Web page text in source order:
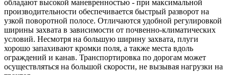
обладают высокой маневренностью - при максимальной
производительности обеспечивается быстрый разворот на
узкой поворотной полосе. Отличаются удобной регулировкой
ширины захвата в зависимости от почвенно-климатических
условий. Несмотря на большую ширину захвата, плуги
хорошо запахивают кромки поля, а также места вдоль
ограждений и канав. Транспортировка по дорогам может
осуществляться на большой скорости, не вызывая нагрузки на